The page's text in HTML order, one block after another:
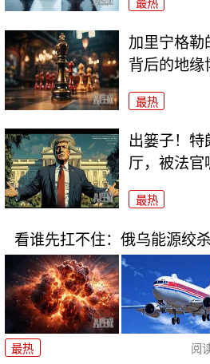
最热
加里宁格勒
背后的地缘
最热
出篓子！特
厅，被法官
最热
看谁先扛不住：俄乌能源绞
最热 阅